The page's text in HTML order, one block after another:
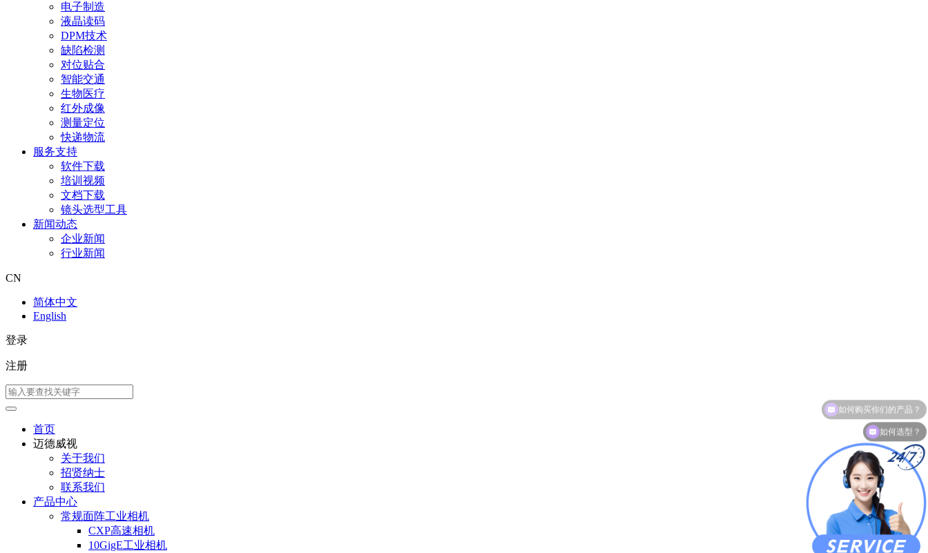
电子制造
液晶读码
DPM技术
缺陷检测
对位贴合
智能交通
生物医疗
红外成像
测量定位
快递物流
服务支持
软件下载
培训视频
文档下载
镜头选型工具
新闻动态
企业新闻
行业新闻
CN
简体中文
English
登录
注册
首页
迈德威视
关于我们
招贤纳士
联系我们
产品中心
常规面阵工业相机
CXP高速相机
10GigE工业相机
如何选型？